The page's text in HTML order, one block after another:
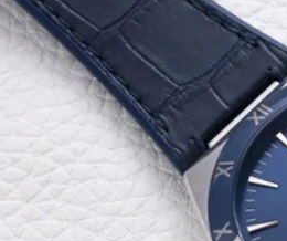
福州市鼓楼区五四路128-1号
成都市锦江区人民东路6号
重庆市江北区观音桥步行街2
长沙市芙蓉区定王台街道建
郑州市二七区铭功路10号华
太原市迎泽区解放路15号亨得
沈阳市沈河区中街路137号亨
沈阳市沈河区中街路83号亨